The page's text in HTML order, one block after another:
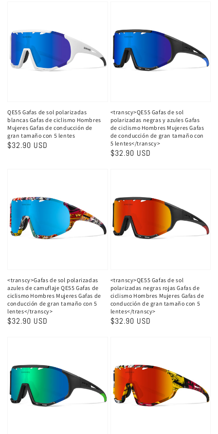
QE55 Gafas de sol polarizadas
blancas Gafas de ciclismo Hombres
Mujeres Gafas de conducción de
gran tamaño con 5 lentes
Precio
$32.90 USD
<transcy>QE55 Gafas de sol
polarizadas negras y azules Gafas
de ciclismo Hombres Mujeres Gafas
de conducción de gran tamaño con
5 lentes</transcy>
Precio
$32.90 USD
<transcy>Gafas de sol polarizadas
azules de camuflaje QE55 Gafas de
ciclismo Hombres Mujeres Gafas de
conducción de gran tamaño con 5
lentes</transcy>
Precio
$32.90 USD
<transcy>QE55 Gafas de sol
polarizadas negras rojas Gafas de
ciclismo Hombres Mujeres Gafas de
conducción de gran tamaño con 5
lentes</transcy>
Precio
$32.90 USD